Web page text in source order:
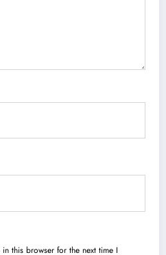
this browser for the next time I